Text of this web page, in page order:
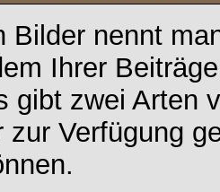
Bilder nennt
Ihrer
gibt zwei Arten
zur Verfügung